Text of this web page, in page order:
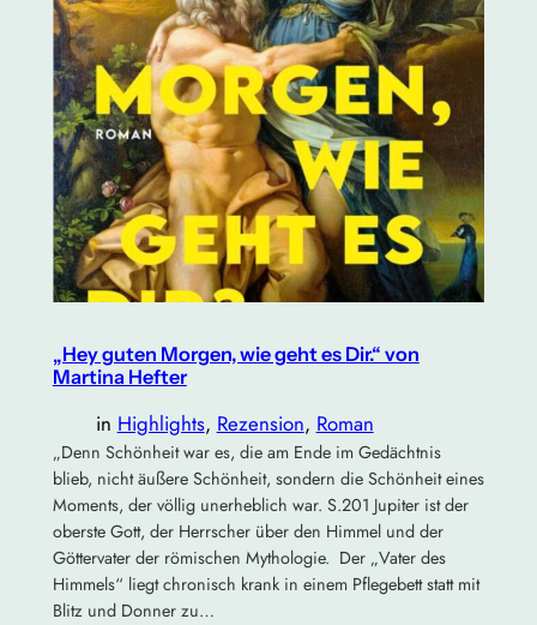
„Hey guten Morgen, wie geht es Dir.“ von
Martina Hefter
in Highlights, Rezension, Roman
„Denn Schönheit war es, die am Ende im Gedächtnis
blieb, nicht äußere Schönheit, sondern die Schönheit eines
Moments, der völlig unerheblich war. S.201 Jupiter ist der
oberste Gott, der Herrscher über den Himmel und der
Göttervater der römischen Mythologie. Der „Vater des
Himmels“ liegt chronisch krank in einem Pflegebett statt mit
Blitz und Donner zu…